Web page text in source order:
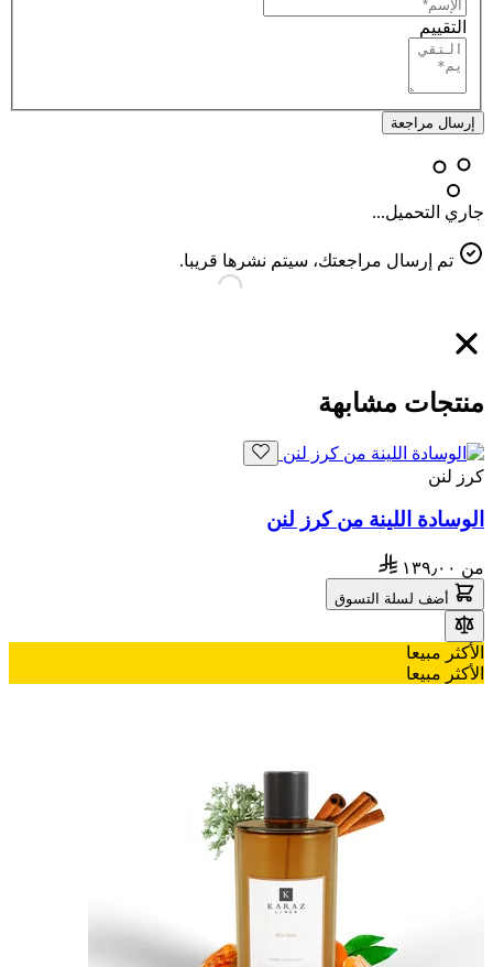
التقييم
إرسال مراجعة
جاري التحميل...
تم إرسال مراجعتك، سيتم نشرها قريبا.
منتجات مشابهة
كرز لنن
الوسادة اللينة من كرز لنن
من ١٣٩٫٠٠
أضف لسلة التسوق
الأكثر مبيعا
الأكثر مبيعا